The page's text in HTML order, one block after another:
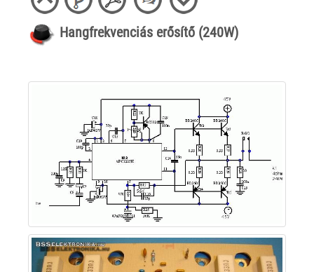
Hangfrekvenciás erősítő (240W)